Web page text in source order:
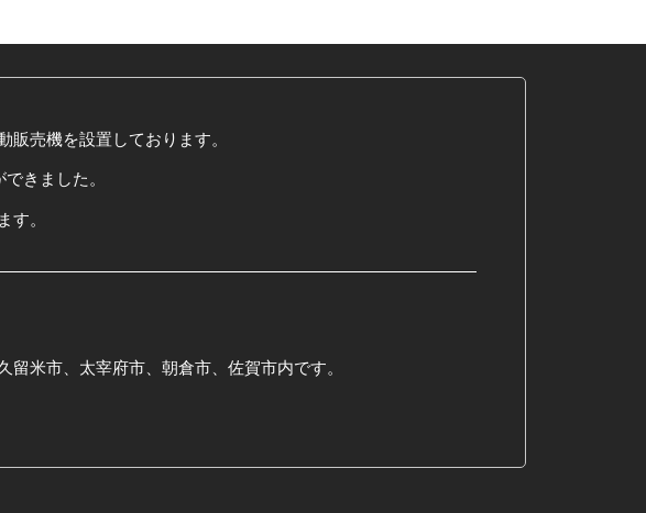
売機を設置しております。
きました。
す。
米市、太宰府市、朝倉市、佐賀市内です。